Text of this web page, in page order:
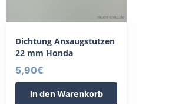
Dichtung Ansaugstutzen
22 mm Honda
5,90€
In den Warenkorb